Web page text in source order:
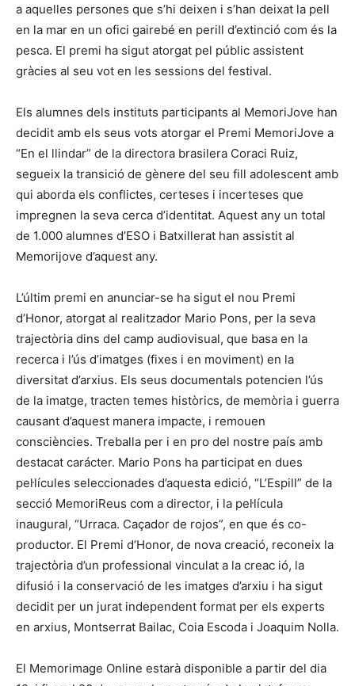
a aquelles persones que s’hi deixen i s’han deixat la pell
en la mar en un ofici gairebé en perill d’extinció com és la
pesca. El premi ha sigut atorgat pel públic assistent
gràcies al seu vot en les sessions del festival.
Els alumnes dels instituts participants al MemoriJove han
decidit amb els seus vots atorgar el Premi MemoriJove a
“En el llindar” de la directora brasilera Coraci Ruiz,
segueix la transició de gènere del seu fill adolescent amb
qui aborda els conflictes, certeses i incerteses que
impregnen la seva cerca d’identitat. Aquest any un total
de 1.000 alumnes d’ESO i Batxillerat han assistit al
Memorijove d’aquest any.
L’últim premi en anunciar-se ha sigut el nou Premi
d’Honor, atorgat al realitzador Mario Pons, per la seva
trajectòria dins del camp audiovisual, que basa en la
recerca i l’ús d’imatges (fixes i en moviment) en la
diversitat d’arxius. Els seus documentals potencien l’ús
de la imatge, tracten temes històrics, de memòria i guerra
causant d’aquest manera impacte, i remouen
consciències. Treballa per i en pro del nostre país amb
destacat carácter. Mario Pons ha participat en dues
pel·lícules seleccionades d’aquesta edició, “L’Espill” de la
secció MemoriReus com a director, i la pel·lícula
inaugural, “Urraca. Caçador de rojos”, en que és co-
productor. El Premi d’Honor, de nova creació, reconeix la
trajectòria d’un professional vinculat a la creac ió, la
difusió i la conservació de les imatges d’arxiu i ha sigut
decidit per un jurat independent format per els experts
en arxius, Montserrat Bailac, Coia Escoda i Joaquim Nolla.
El Memorimage Online estarà disponible a partir del dia